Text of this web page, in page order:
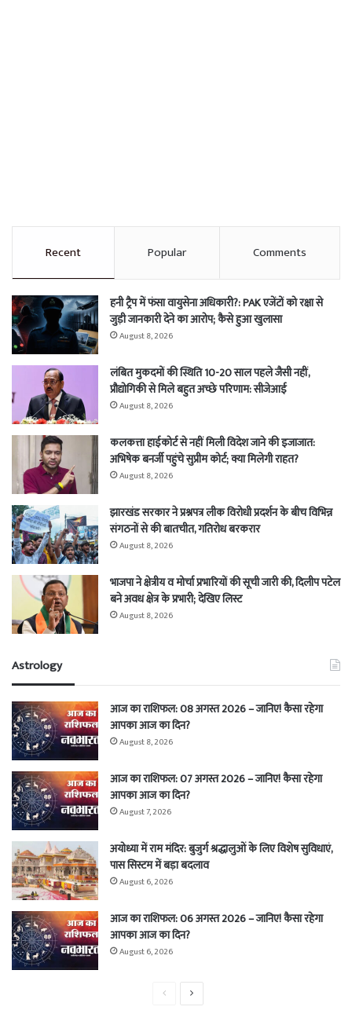
Recent Popular Comments
हनी ट्रैप में फंसा वायुसेना अधिकारी?: PAK एजेंटों को रक्षा से
जुड़ी जानकारी देने का आरोप; कैसे हुआ खुलासा
August 8, 2026
लंबित मुकदमों की स्थिति 10-20 साल पहले जैसी नहीं,
प्रौद्योगिकी से मिले बहुत अच्छे परिणाम: सीजेआई
August 8, 2026
कलकत्ता हाईकोर्ट से नहीं मिली विदेश जाने की इजाजात:
अभिषेक बनर्जी पहुंचे सुप्रीम कोर्ट; क्या मिलेगी राहत?
August 8, 2026
झारखंड सरकार ने प्रश्नपत्र लीक विरोधी प्रदर्शन के बीच विभिन्न
संगठनों से की बातचीत, गतिरोध बरकरार
August 8, 2026
भाजपा ने क्षेत्रीय व मोर्चा प्रभारियों की सूची जारी की, दिलीप पटेल
बने अवध क्षेत्र के प्रभारी; देखिए लिस्ट
August 8, 2026
Astrology
आज का राशिफल: 08 अगस्त 2026 – जानिए! कैसा रहेगा
आपका आज का दिन?
August 8, 2026
आज का राशिफल: 07 अगस्त 2026 – जानिए! कैसा रहेगा
आपका आज का दिन?
August 7, 2026
अयोध्या में राम मंदिर: बुजुर्ग श्रद्धालुओं के लिए विशेष सुविधाएं,
पास सिस्टम में बड़ा बदलाव
August 6, 2026
आज का राशिफल: 06 अगस्त 2026 – जानिए! कैसा रहेगा
आपका आज का दिन?
August 6, 2026
PreviousNext